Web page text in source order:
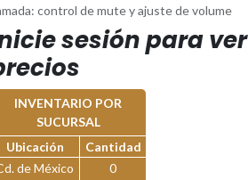
control de mute y ajuste de volume
sesión para ver
INVENTARIO POR
SUCURSAL
Ubicación
Cantidad
de México
0